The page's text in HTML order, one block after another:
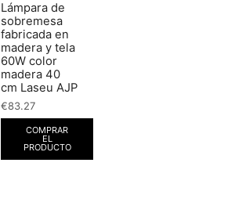
Lámpara de
sobremesa
fabricada en
madera y tela
60W color
madera 40
cm Laseu AJP
€83.27
COMPRAR
EL
PRODUCTO